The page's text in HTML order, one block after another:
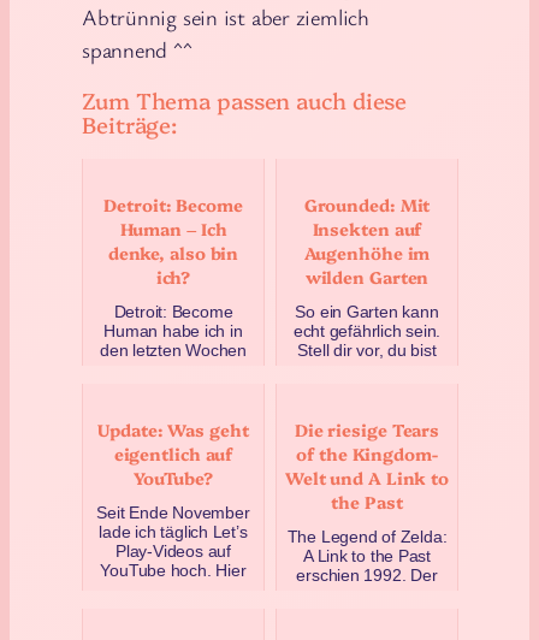
Abtrünnig sein ist aber ziemlich
spannend ^^
Zum Thema passen auch diese
Beiträge:
Die riesige Tears
of the Kingdom-
Welt und A Link to
the Past
The Legend of Zelda:
A Link to the Past
erschien 1992. Der
Detroit: Become
Human – Ich
denke, also bin
ich?
Detroit: Become
Human habe ich in
den letzten Wochen
hingerisse…
Februar 9, 2021
Grounded: Mit
Insekten auf
Augenhöhe im
wilden Garten
So ein Garten kann
echt gefährlich sein.
Stell dir vor, du bist
zw…
August 27, 2020
Update: Was geht
eigentlich auf
YouTube?
Seit Ende November
lade ich täglich Let’s
Play-Videos auf
YouTube hoch. Hier